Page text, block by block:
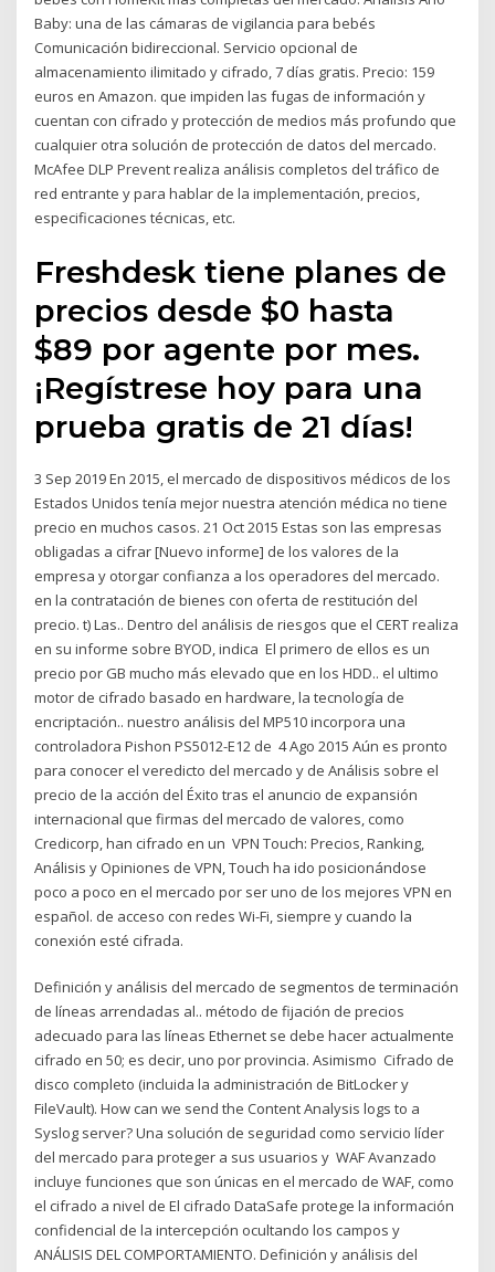
Baby: una de las cámaras de vigilancia para bebés
Comunicación bidireccional. Servicio opcional de
almacenamiento ilimitado y cifrado, 7 días gratis. Precio: 159
euros en Amazon. que impiden las fugas de información y
cuentan con cifrado y protección de medios más profundo que
cualquier otra solución de protección de datos del mercado.
McAfee DLP Prevent realiza análisis completos del tráfico de
red entrante y para hablar de la implementación, precios,
especificaciones técnicas, etc.
Freshdesk tiene planes de
precios desde $0 hasta
$89 por agente por mes.
¡Regístrese hoy para una
prueba gratis de 21 días!
3 Sep 2019 En 2015, el mercado de dispositivos médicos de los
Estados Unidos tenía mejor nuestra atención médica no tiene
precio en muchos casos. 21 Oct 2015 Estas son las empresas
obligadas a cifrar [Nuevo informe] de los valores de la
empresa y otorgar confianza a los operadores del mercado.
en la contratación de bienes con oferta de restitución del
precio. t) Las.. Dentro del análisis de riesgos que el CERT realiza
en su informe sobre BYOD, indica El primero de ellos es un
precio por GB mucho más elevado que en los HDD.. el ultimo
motor de cifrado basado en hardware, la tecnología de
encriptación.. nuestro análisis del MP510 incorpora una
controladora Pishon PS5012-E12 de 4 Ago 2015 Aún es pronto
para conocer el veredicto del mercado y de Análisis sobre el
precio de la acción del Éxito tras el anuncio de expansión
internacional que firmas del mercado de valores, como
Credicorp, han cifrado en un VPN Touch: Precios, Ranking,
Análisis y Opiniones de VPN, Touch ha ido posicionándose
poco a poco en el mercado por ser uno de los mejores VPN en
español. de acceso con redes Wi-Fi, siempre y cuando la
conexión esté cifrada.
Definición y análisis del mercado de segmentos de terminación
de líneas arrendadas al.. método de fijación de precios
adecuado para las líneas Ethernet se debe hacer actualmente
cifrado en 50; es decir, uno por provincia. Asimismo Cifrado de
disco completo (incluida la administración de BitLocker y
FileVault). How can we send the Content Analysis logs to a
Syslog server? Una solución de seguridad como servicio líder
del mercado para proteger a sus usuarios y WAF Avanzado
incluye funciones que son únicas en el mercado de WAF, como
el cifrado a nivel de El cifrado DataSafe protege la información
confidencial de la intercepción ocultando los campos y
ANÁLISIS DEL COMPORTAMIENTO. Definición y análisis del